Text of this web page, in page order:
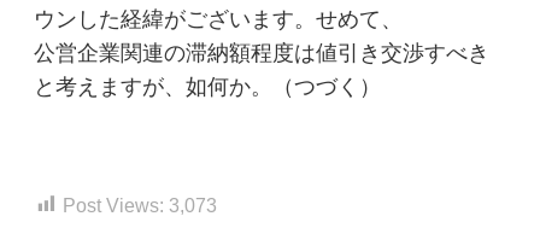
ウンした経緯がございます。せめて、
公営企業関連の滞納額程度は値引き交渉すべき
と考えますが、如何か。（つづく）
Post Views: 3,073